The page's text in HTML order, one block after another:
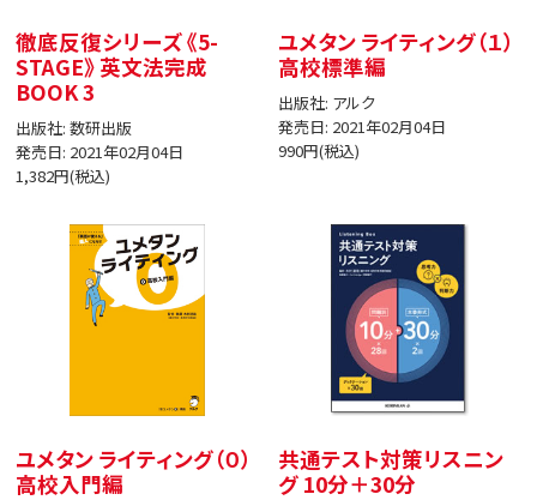
徹底反復シリーズ 《5-
STAGE》 英文法完成
BOOK 3
出版社: 数研出版
発売日: 2021年02月04日
1,382円(税込)
ユメタン ライティング（１）
高校標準編
出版社: アルク
発売日: 2021年02月04日
990円(税込)
ユメタン ライティング（０）
高校入門編
共通テスト対策リスニン
グ 10分＋30分